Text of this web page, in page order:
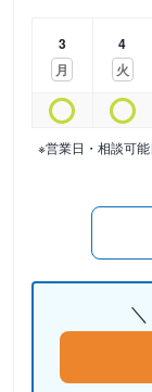
3
月
4
火
※営業日・相談可